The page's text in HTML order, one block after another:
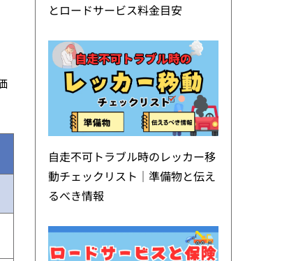
とロードサービス料金目安
自走不可トラブル時のレッカー移
動チェックリスト｜準備物と伝え
るべき情報